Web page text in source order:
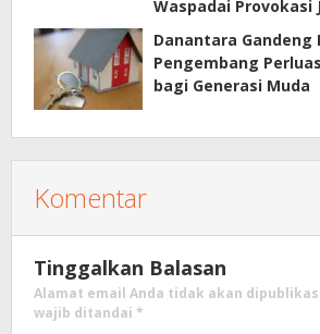
Waspadai Provokasi
Danantara Gandeng
Pengembang
bagi Generasi Muda
Komentar
Tinggalkan Balasan
Alamat email Anda tidak akan
wajib ditandai *